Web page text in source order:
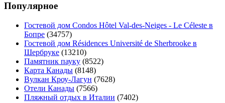
Популярное
Гостевой дом Condos Hôtel Val-des-Neiges - Le Céleste в
Бопре (34757)
Гостевой дом Résidences Université de Sherbrooke в
Шербруке (13210)
Памятник пауку (8522)
Карта Канады (8148)
Вулкан Кроу-Лагун (7628)
Отели Канады (7566)
Пляжный отдых в Италии (7402)